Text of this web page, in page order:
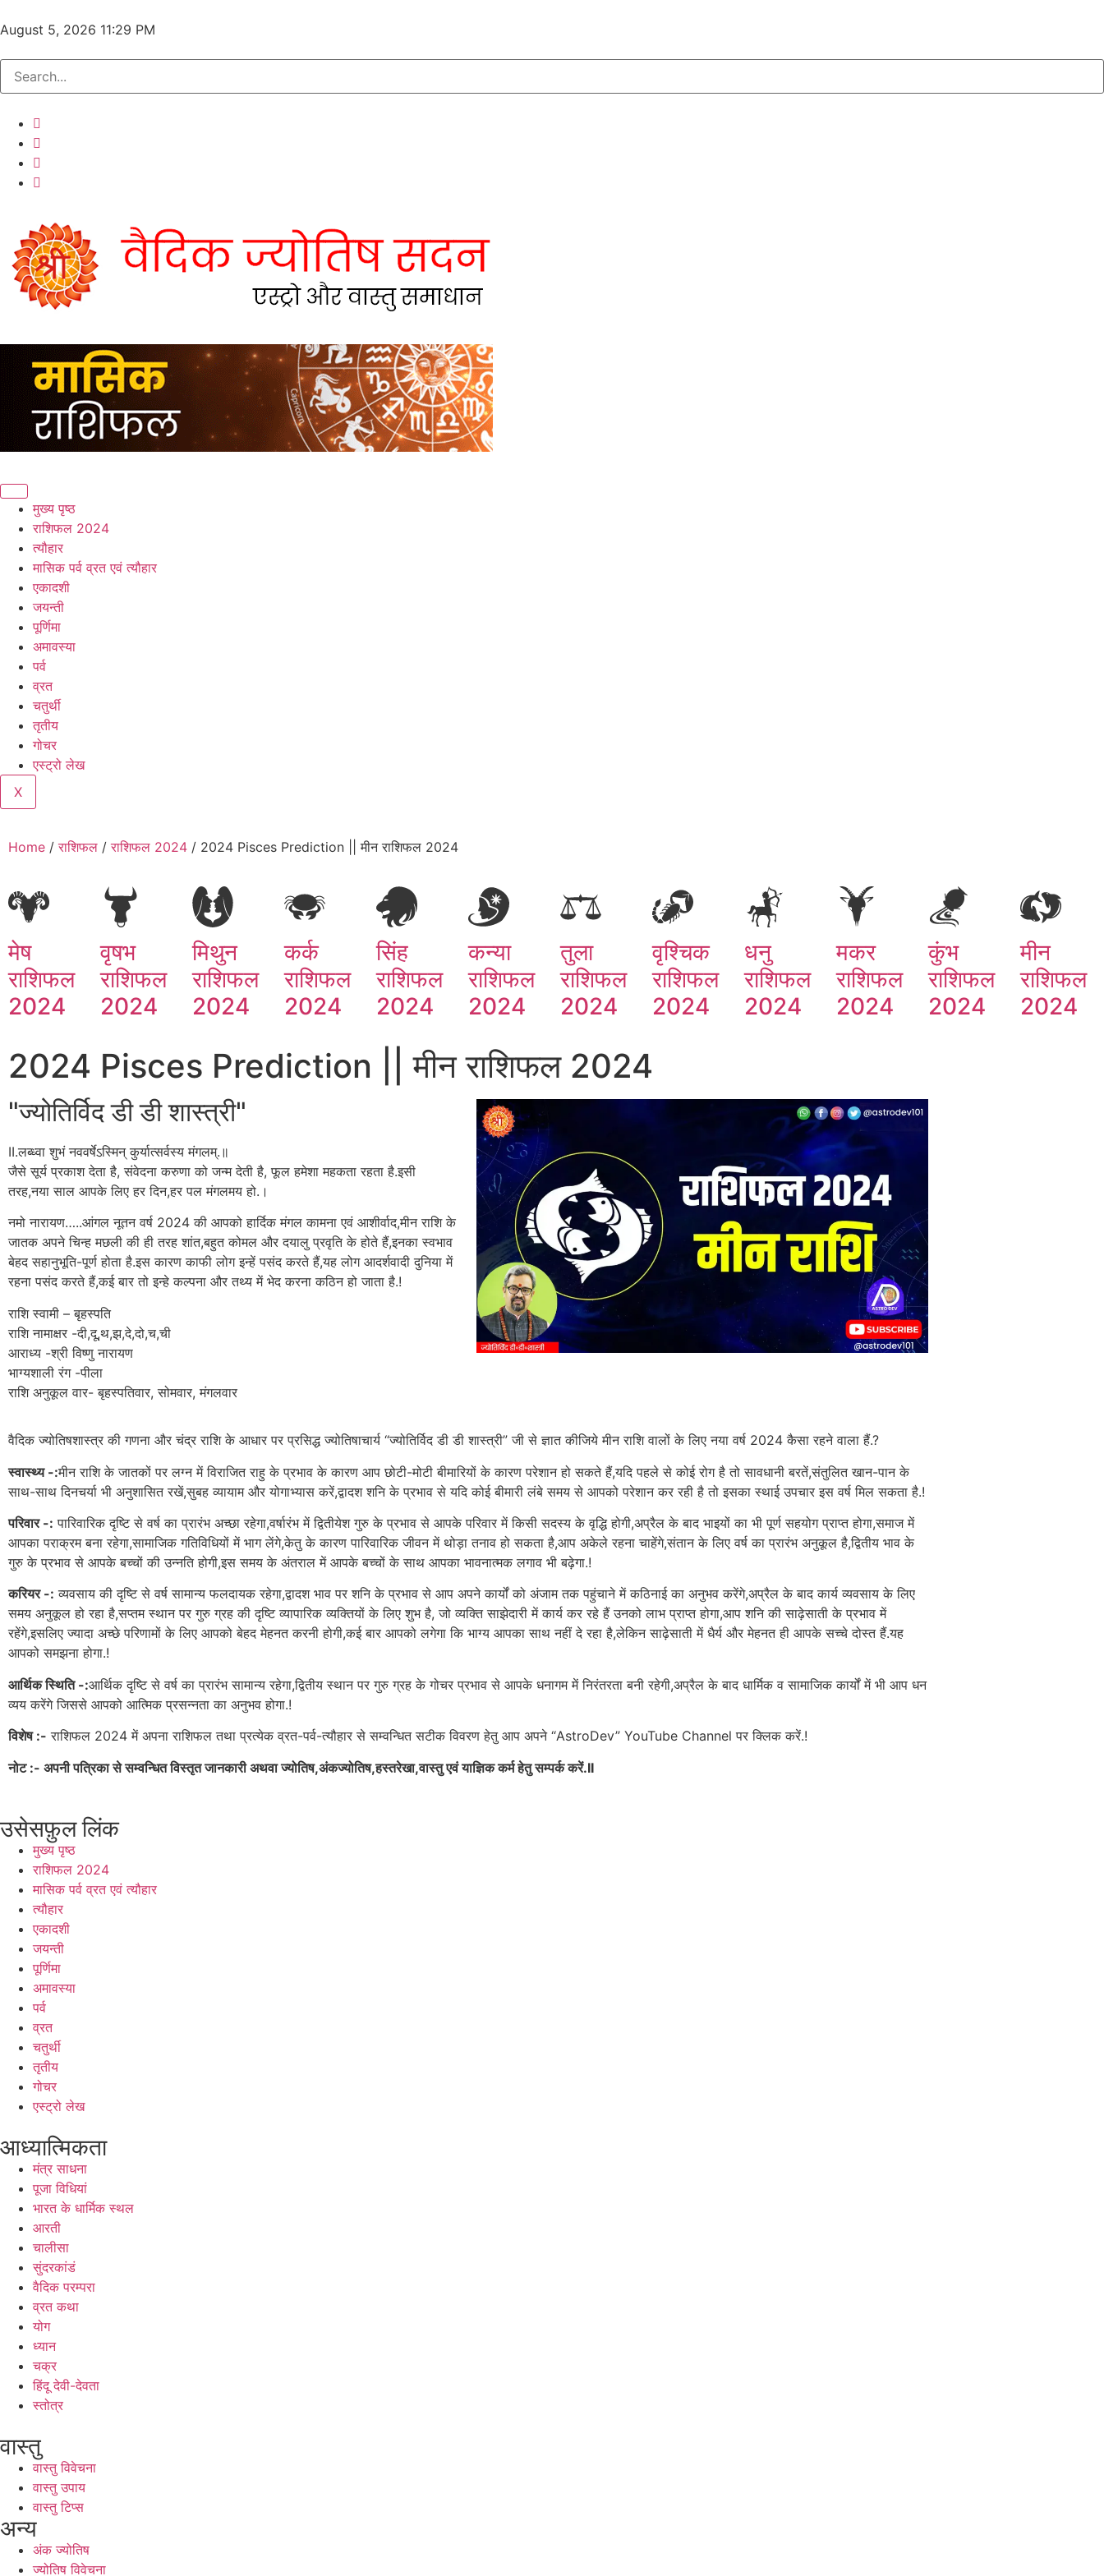
August 5, 2026 11:29 PM
मुख्य पृष्ठ
राशिफल 2024
त्यौहार
मासिक पर्व व्रत एवं त्यौहार
एकादशी
जयन्ती
पूर्णिमा
अमावस्या
पर्व
व्रत
चतुर्थी
तृतीय
गोचर
एस्ट्रो लेख
X
Home /राशिफल /राशिफल 2024 / 2024 Pisces Prediction || मीन राशिफल 2024
मेष
राशिफल
2024
वृषभ
राशिफल
2024
मिथुन
राशिफल
2024
कर्क
राशिफल
2024
सिंह
राशिफल
2024
कन्या
राशिफल
2024
तुला
राशिफल
2024
वृश्चिक
राशिफल
2024
धनु
राशिफल
2024
मकर
राशिफल
2024
कुंभ
राशिफल
2024
मीन
राशिफल
2024
2024 Pisces Prediction || मीन राशिफल 2024
"ज्योतिर्विद डी डी शास्त्री"
II.लब्ध्वा शुभं नववर्षेऽस्मिन् कुर्यात्सर्वस्य मंगलम्.॥
जैसे सूर्य प्रकाश देता है, संवेदना करुणा को जन्म देती है, फूल हमेशा महकता रहता है.इसी
तरह,नया साल आपके लिए हर दिन,हर पल मंगलमय हो.।
नमो नारायण…..आंगल नूतन वर्ष 2024 की आपको हार्दिक मंगल कामना एवं आशीर्वाद,मीन राशि के
जातक अपने चिन्ह मछली की ही तरह शांत,बहुत कोमल और दयालु प्रवृति के होते हैं,इनका स्वभाव
बेहद सहानुभूति-पूर्ण होता है.इस कारण काफी लोग इन्हें पसंद करते हैं,यह लोग आदर्शवादी दुनिया में
रहना पसंद करते हैं,कई बार तो इन्हे कल्पना और तथ्य में भेद करना कठिन हो जाता है.!
राशि स्वामी – बृहस्पति
राशि नामाक्षर -दी,दू,थ,झ,दे,दो,च,ची
आराध्य -श्री विष्णु नारायण
भाग्यशाली रंग -पीला
राशि अनुकूल वार- बृहस्पतिवार, सोमवार, मंगलवार
वैदिक ज्योतिषशास्त्र की गणना और चंद्र राशि के आधार पर प्रसिद्ध ज्योतिषाचार्य “ज्योतिर्विद डी डी शास्त्री” जी से ज्ञात कीजिये मीन राशि वालों के लिए नया वर्ष 2024 कैसा रहने वाला हैं.?
स्वास्थ्य -:मीन राशि के जातकों पर लग्न में विराजित राहु के प्रभाव के कारण आप छोटी-मोटी बीमारियों के कारण परेशान हो सकते हैं,यदि पहले से कोई रोग है तो सावधानी बरतें,संतुलित खान-पान के
साथ-साथ दिनचर्या भी अनुशासित रखें,सुबह व्यायाम और योगाभ्यास करें,द्वादश शनि के प्रभाव से यदि कोई बीमारी लंबे समय से आपको परेशान कर रही है तो इसका स्थाई उपचार इस वर्ष मिल सकता है.!
परिवार -: पारिवारिक दृष्टि से वर्ष का प्रारंभ अच्छा रहेगा,वर्षारंभ में द्वितीयेश गुरु के प्रभाव से आपके परिवार में किसी सदस्य के वृद्धि होगी,अप्रैल के बाद भाइयों का भी पूर्ण सहयोग प्राप्त होगा,समाज में
आपका पराक्रम बना रहेगा,सामाजिक गतिविधियों में भाग लेंगे,केतु के कारण पारिवारिक जीवन में थोड़ा तनाव हो सकता है,आप अकेले रहना चाहेंगे,संतान के लिए वर्ष का प्रारंभ अनुकूल है,द्वितीय भाव के
गुरु के प्रभाव से आपके बच्चों की उन्नति होगी,इस समय के अंतराल में आपके बच्चों के साथ आपका भावनात्मक लगाव भी बढ़ेगा.!
करियर -: व्यवसाय की दृष्टि से वर्ष सामान्य फलदायक रहेगा,द्वादश भाव पर शनि के प्रभाव से आप अपने कार्यों को अंजाम तक पहुंचाने में कठिनाई का अनुभव करेंगे,अप्रैल के बाद कार्य व्यवसाय के लिए
समय अनुकूल हो रहा है,सप्तम स्थान पर गुरु ग्रह की दृष्टि व्यापारिक व्यक्तियों के लिए शुभ है, जो व्यक्ति साझेदारी में कार्य कर रहे हैं उनको लाभ प्राप्त होगा,आप शनि की साढ़ेसाती के प्रभाव में
रहेंगे,इसलिए ज्यादा अच्छे परिणामों के लिए आपको बेहद मेहनत करनी होगी,कई बार आपको लगेगा कि भाग्य आपका साथ नहीं दे रहा है,लेकिन साढ़ेसाती में धैर्य और मेहनत ही आपके सच्चे दोस्त हैं.यह
आपको समझना होगा.!
आर्थिक स्थिति -:आर्थिक दृष्टि से वर्ष का प्रारंभ सामान्य रहेगा,द्वितीय स्थान पर गुरु ग्रह के गोचर प्रभाव से आपके धनागम में निरंतरता बनी रहेगी,अप्रैल के बाद धार्मिक व सामाजिक कार्यों में भी आप धन
व्यय करेंगे जिससे आपको आत्मिक प्रसन्नता का अनुभव होगा.!
विशेष :- राशिफल 2024 में अपना राशिफल तथा प्रत्येक व्रत-पर्व-त्यौहार से सम्वन्धित सटीक विवरण हेतु आप अपने “AstroDev” YouTube Channel पर क्लिक करें.!
नोट :- अपनी पत्रिका से सम्वन्धित विस्तृत जानकारी अथवा ज्योतिष,अंकज्योतिष,हस्तरेखा,वास्तु एवं याज्ञिक कर्म हेतु सम्पर्क करें.II
उसेसफ़ुल लिंक
मुख्य पृष्ठ
राशिफल 2024
मासिक पर्व व्रत एवं त्यौहार
त्यौहार
एकादशी
जयन्ती
पूर्णिमा
अमावस्या
पर्व
व्रत
चतुर्थी
तृतीय
गोचर
एस्ट्रो लेख
आध्यात्मिकता
मंत्र साधना
पूजा विधियां
भारत के धार्मिक स्थल
आरती
चालीसा
सुंदरकांडं
वैदिक परम्परा
व्रत कथा
योग
ध्यान
चक्र
हिंदू देवी-देवता
स्तोत्र
वास्तु
वास्तु विवेचना
वास्तु उपाय
वास्तु टिप्स
अन्य
अंक ज्योतिष
ज्योतिष विवेचना